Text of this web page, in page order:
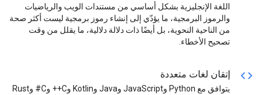
اللغة الإنجليزية بشكل أساسي من مستندات الويب والرياضيات
والرموز البرمجية، ما يؤدّي إلى إنشاء رموز برمجية ليست أكثر صحة
من الناحية النحوية، بل أيضًا ذات دلالة دلالية، ما يقلل من وقت
تصحيح الأخطاء.
code إتقان لغات متعددة
يتوافق مع Python وJavaScript وJava وKotlin وC++ وC# وRust